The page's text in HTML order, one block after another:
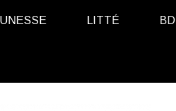
LITTÉ BD